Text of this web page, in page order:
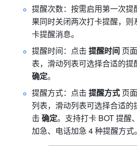
提醒次数：按需启用第一次提
果同时关闭两次打卡提醒，
卡提醒消息。
提醒时间：点击 提醒时间 页
确定。
提醒方式：点击 提醒方式 页
列表，滑动列表可选择合适的
击 确定。支持打卡 BOT 提醒
加急、电话加急 4 种提醒方式